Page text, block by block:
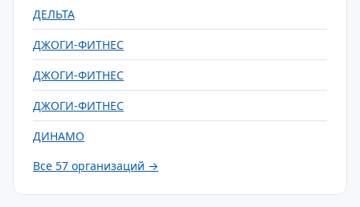
ДЕЛЬТА
ДЖОГИ-ФИТНЕС
ДЖОГИ-ФИТНЕС
ДЖОГИ-ФИТНЕС
ДИНАМО
Все 57 организаций →